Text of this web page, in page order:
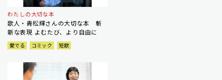
わたしの大切な本
歌人・青松輝さんの大切な本 斬
新な表現 よむたび、より自由に
愛でる コミック 短歌